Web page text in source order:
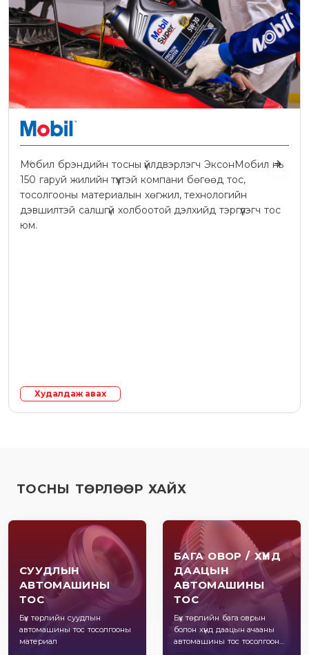
Мобил брэндийн тосны үйлдвэрлэгч ЭксонМобил нь
150 гаруй жилийн түүхтэй компани бөгөөд тос,
тосолгооны материалын хөгжил, технологийн
дэвшилтэй салшгүй холбоотой дэлхийд тэргүүлэгч тос
юм.
Худалдаж авах
ТОСНЫ ТӨРЛӨӨР ХАЙХ
СУУДЛЫН
АВТОМАШИНЫ
ТОС
Бүх төрлийн суудлын
автомашины тос тосолгооны
материал
БАГА ОВОР / ХҮНД
ДААЦЫН
АВТОМАШИНЫ
ТОС
Бүх төрлийн бага оврын
болон хүнд даацын ачааны
автомашины тос тосолгооны